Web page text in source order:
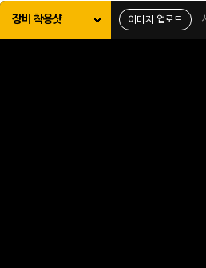
장비 착용샷 이미지 업로드